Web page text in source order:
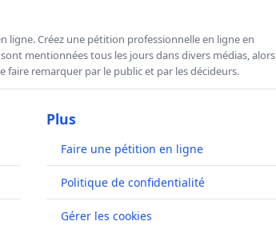
Créez une pétition professionnelle en ligne en
mentionnées tous les jours dans divers médias, alors
remarquer par le public et par les décideurs.
Plus
Faire une pétition en ligne
Politique de confidentialité
Gérer les cookies